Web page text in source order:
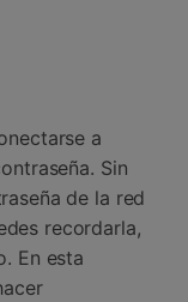
a
Sin
de la red
recordarla,
En esta